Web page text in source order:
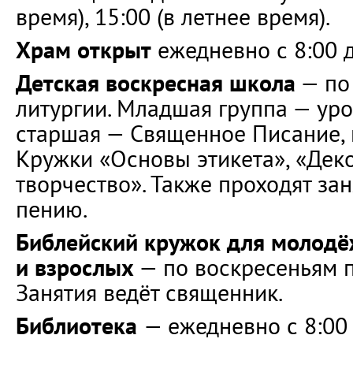
время), 15:00 (в летнее время).
Храм открыт ежедневно с 8:00
Детская воскресная школа — по
литургии. Младшая группа —
старшая — Священное Писание,
Кружки «Основы этикета»,
творчество». Также проходят
пению.
Библейский кружок для
и взрослых — по воскресеньям
Занятия ведёт священник.
Библиотека — ежедневно с